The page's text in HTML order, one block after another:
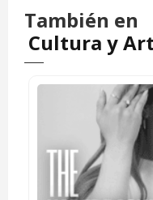
También en
Cultura y